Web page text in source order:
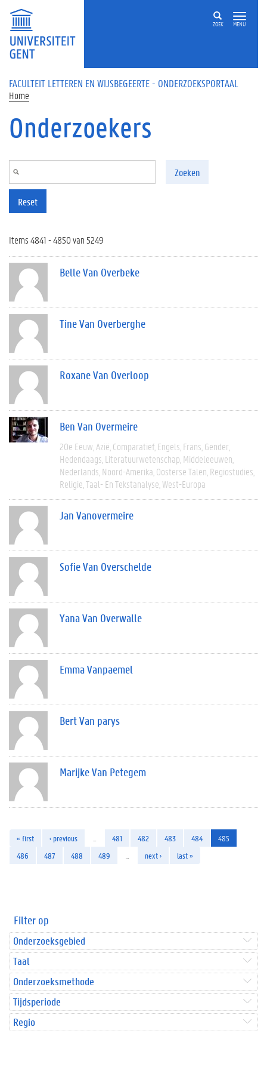
Overslaan en naar de inhoud gaan
ZOEK MENU
FACULTEIT LETTEREN EN WIJSBEGEERTE - ONDERZOEKSPORTAAL
Home
Onderzoekers
Zoeken
Reset
Items 4841 - 4850 van 5249
Belle Van Overbeke
Tine Van Overberghe
Roxane Van Overloop
Ben Van Overmeire
20e Eeuw Azië Comparatief Engels Frans Gender
Hedendaags Literatuurwetenschap Middeleeuwen
Nederlands Noord-Amerika Oosterse Talen Regiostudies
Religie Taal- En Tekstanalyse West-Europa
Jan Vanovermeire
Sofie Van Overschelde
Yana Van Overwalle
Emma Vanpaemel
Bert Van parys
Marijke Van Petegem
« first ‹ previous 481 482 483 484
485
486
487 488 489 next › last »
Filter op
Onderzoeksgebied
Taal
Onderzoeksmethode
Tijdsperiode
Regio